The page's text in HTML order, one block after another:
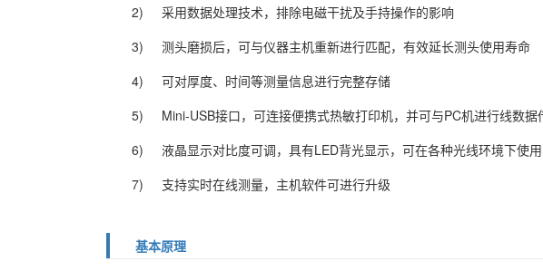
2) 采用数据处理技术，排除电磁干扰及手持操作的影响
3) 测头磨损后，可与仪器主机重新进行匹配，有效延长测头使用寿命
4) 可对厚度、时间等测量信息进行完整存储
5) Mini-USB接口，可连接便携式热敏打印机，并可与PC机进行线数据
6) 液晶显示对比度可调，具有LED背光显示，可在各种光线环境下使用
7) 支持实时在线测量，主机软件可进行升级
基本原理